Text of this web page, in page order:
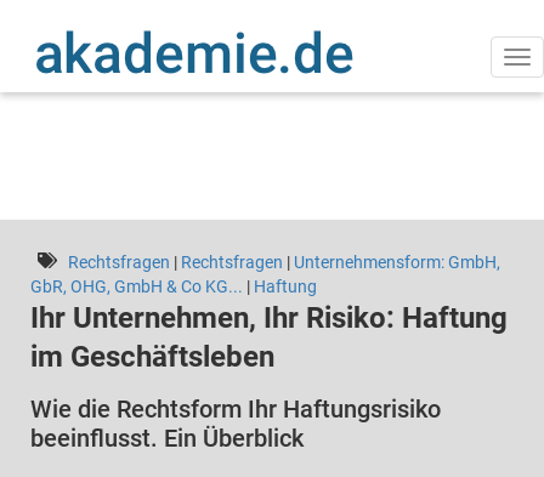
Inhalt
Rechtsfragen | Rechtsfragen | Unternehmensform: GmbH,
GbR, OHG, GmbH & Co KG... | Haftung
Ihr Unternehmen, Ihr Risiko: Haftung
im Geschäftsleben
Wie die Rechtsform Ihr Haftungsrisiko
beeinflusst. Ein Überblick